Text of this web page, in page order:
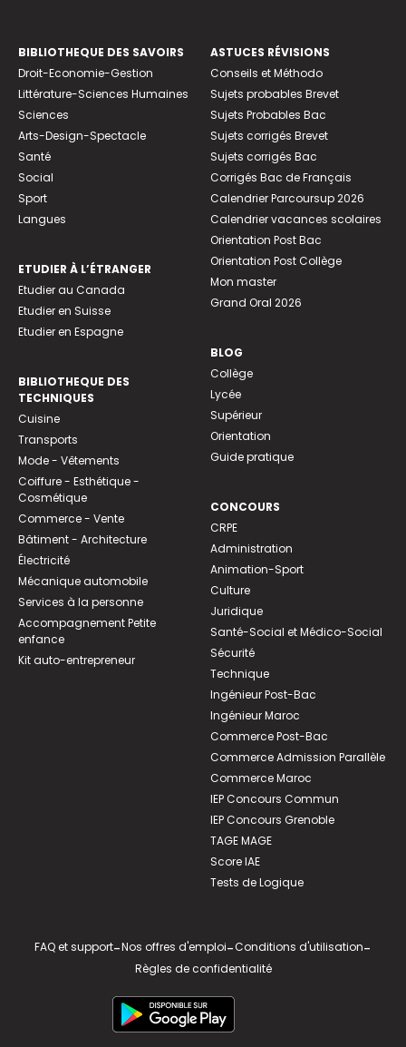
BIBLIOTHEQUE DES SAVOIRS
Droit-Economie-Gestion
Littérature-Sciences Humaines
Sciences
Arts-Design-Spectacle
Santé
Social
Sport
Langues
ETUDIER À L’ÉTRANGER
Etudier au Canada
Etudier en Suisse
Etudier en Espagne
BIBLIOTHEQUE DES
TECHNIQUES
Cuisine
Transports
Mode - Vêtements
Coiffure - Esthétique -
Cosmétique
Commerce - Vente
Bâtiment - Architecture
Électricité
Mécanique automobile
Services à la personne
Accompagnement Petite
enfance
Kit auto-entrepreneur
ASTUCES RÉVISIONS
Conseils et Méthodo
Sujets probables Brevet
Sujets Probables Bac
Sujets corrigés Brevet
Sujets corrigés Bac
Corrigés Bac de Français
Calendrier Parcoursup 2026
Calendrier vacances scolaires
Orientation Post Bac
Orientation Post Collège
Mon master
Grand Oral 2026
BLOG
Collège
Lycée
Supérieur
Orientation
Guide pratique
CONCOURS
CRPE
Administration
Animation-Sport
Culture
Juridique
Santé-Social et Médico-Social
Sécurité
Technique
Ingénieur Post-Bac
Ingénieur Maroc
Commerce Post-Bac
Commerce Admission Parallèle
Commerce Maroc
IEP Concours Commun
IEP Concours Grenoble
TAGE MAGE
Score IAE
Tests de Logique
FAQ et support-Nos offres d'emploi-Conditions d'utilisation-
Règles de confidentialité